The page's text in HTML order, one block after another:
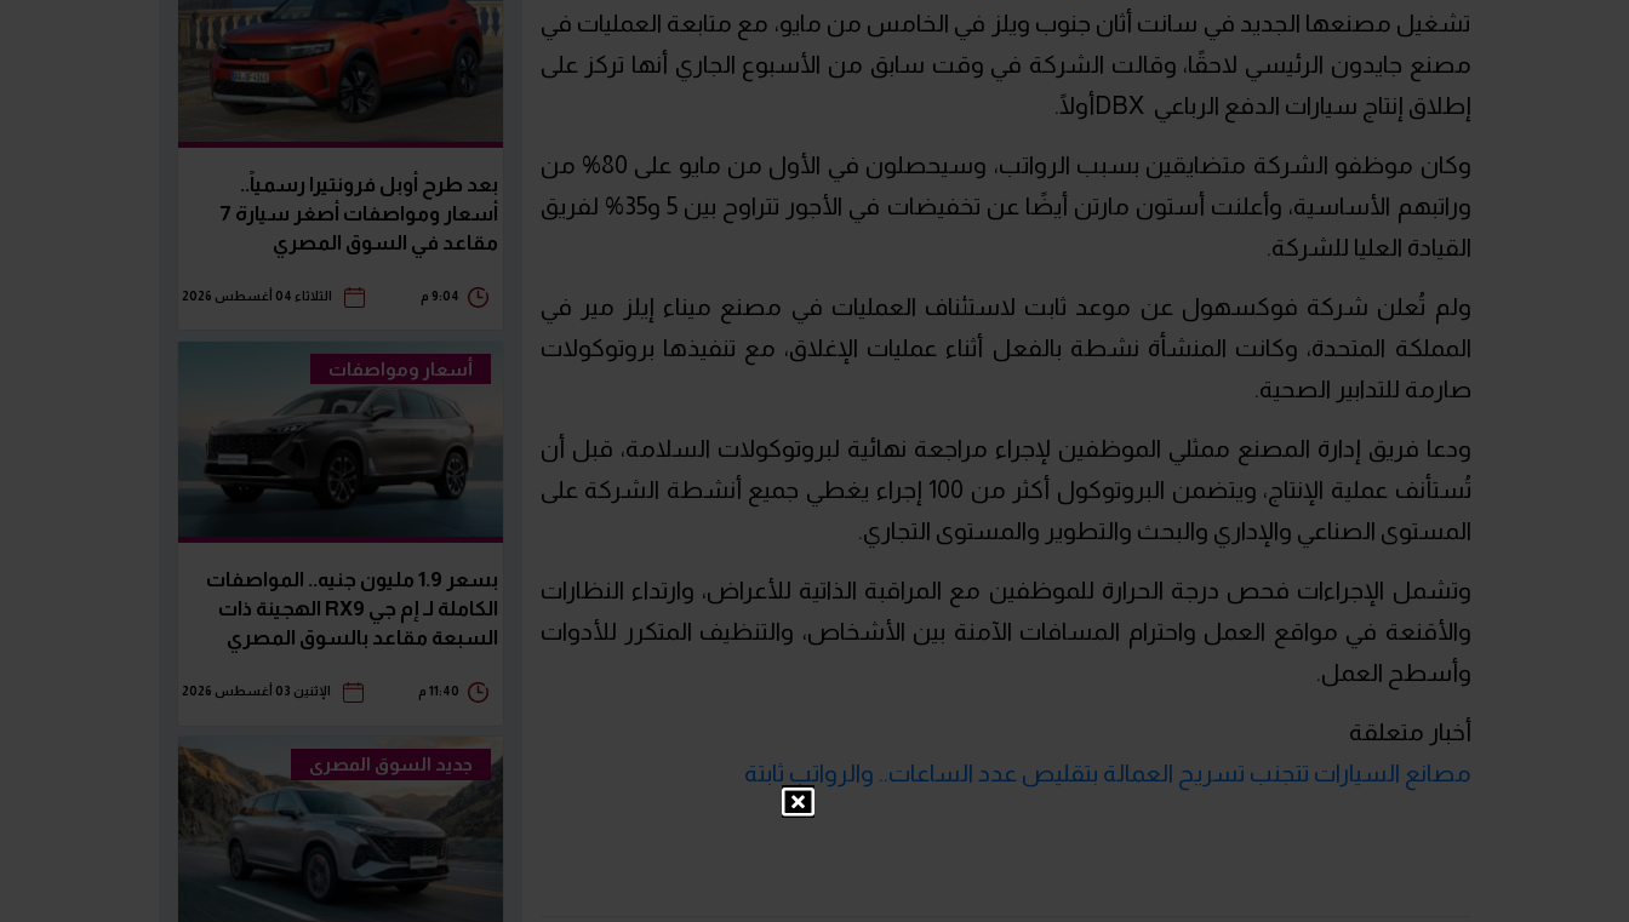
تشغيل مصنعها الجديد في سانت أثان جنوب ويلز في الخامس من مايو، مع متابعة العمليات في
مصنع جايدون الرئيسي لاحقًا، وقالت الشركة في وقت سابق من الأسبوع الجاري أنها تركز على
إطلاق إنتاج سيارات الدفع الرباعي DBXأولًا.
وكان موظفو الشركة متضايقين بسبب الرواتب، وسيحصلون في الأول من مايو على 80% من
وراتبهم الأساسية، وأعلنت أستون مارتن أيضًا عن تخفيضات في الأجور تتراوح بين 5 و35% لفريق
القيادة العليا للشركة.
ولم تُعلن شركة فوكسهول عن موعد ثابت لاستئناف العمليات في مصنع ميناء إيلز مير في
المملكة المتحدة، وكانت المنشأة نشطة بالفعل أثناء عمليات الإغلاق، مع تنفيذها بروتوكولات
صارمة للتدابير الصحية.
ودعا فريق إدارة المصنع ممثلي الموظفين لإجراء مراجعة نهائية لبروتوكولات السلامة، قبل أن
تُستأنف عملية الإنتاج، ويتضمن البروتوكول أكثر من 100 إجراء يغطي جميع أنشطة الشركة على
المستوى الصناعي والإداري والبحث والتطوير والمستوى التجاري.
وتشمل الإجراءات فحص درجة الحرارة للموظفين مع المراقبة الذاتية للأعراض، وارتداء النظارات
والأقنعة في مواقع العمل واحترام المسافات الآمنة بين الأشخاص، والتنظيف المتكرر للأدوات
وأسطح العمل.
أخبار متعلقة
مصانع السيارات تتجنب تسريح العمالة بتقليص عدد الساعات.. والرواتب ثابتة
بعد طرح أوبل فرونتيرا رسمياً..
أسعار ومواصفات أصغر سيارة 7
مقاعد في السوق المصري
9:04 م الثلاثاء 04 أغسطس 2026
أسعار ومواصفات
بسعر 1.9 مليون جنيه.. المواصفات
الكاملة لـ إم جي RX9 الهجينة ذات
السبعة مقاعد بالسوق المصري
11:40 م الإثنين 03 أغسطس 2026
جديد السوق المصرى